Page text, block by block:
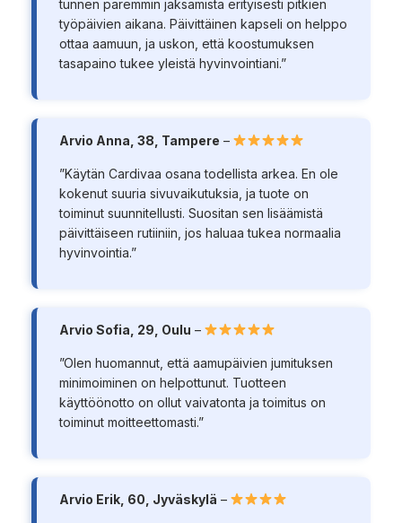
tunnen paremmin jaksamista erityisesti pitkien
työpäivien aikana. Päivittäinen kapseli on helppo
ottaa aamuun, ja uskon, että koostumuksen
tasapaino tukee yleistä hyvinvointiani.”
Arvio Anna, 38, Tampere –
”Käytän Cardivaa osana todellista arkea. En ole
kokenut suuria sivuvaikutuksia, ja tuote on
toiminut suunnitellusti. Suositan sen lisäämistä
päivittäiseen rutiiniin, jos haluaa tukea normaalia
hyvinvointia.”
Arvio Sofia, 29, Oulu –
”Olen huomannut, että aamupäivien jumituksen
minimoiminen on helpottunut. Tuotteen
käyttöönotto on ollut vaivatonta ja toimitus on
toiminut moitteettomasti.”
Arvio Erik, 60, Jyväskylä –